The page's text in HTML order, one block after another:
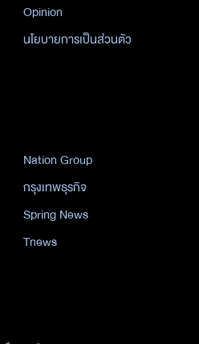
Opinion
นโยบายการเป็นส่วนตัว
Nation Group
กรุงเทพธุรกิจ
Spring News
Tnews